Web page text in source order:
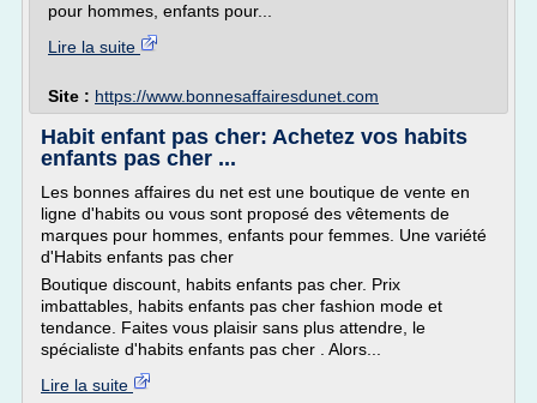
pour hommes, enfants pour...
Lire la suite
Site : https://www.bonnesaffairesdunet.com
Habit enfant pas cher: Achetez vos habits
enfants pas cher ...
Les bonnes affaires du net est une boutique de vente en
ligne d'habits ou vous sont proposé des vêtements de
marques pour hommes, enfants pour femmes. Une variété
d'Habits enfants pas cher
Boutique discount, habits enfants pas cher. Prix
imbattables, habits enfants pas cher fashion mode et
tendance. Faites vous plaisir sans plus attendre, le
spécialiste d'habits enfants pas cher . Alors...
Lire la suite